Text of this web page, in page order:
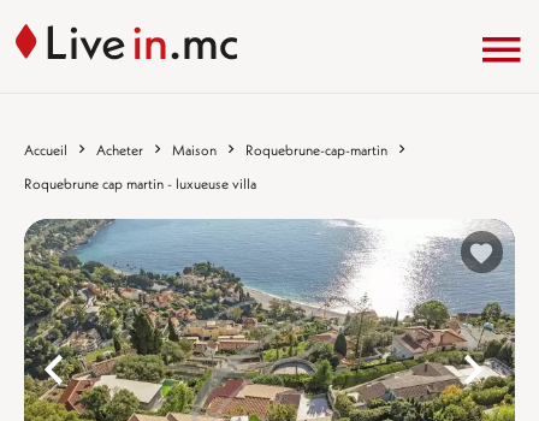
Accueil Acheter Maison
Roquebrune-cap-martin
Roquebrune cap martin - luxueuse villa
%}